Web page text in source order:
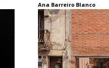
Ana Barreiro Blanco -